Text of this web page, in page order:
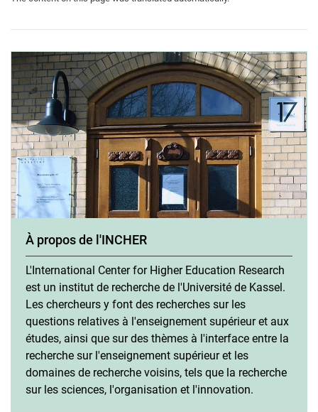
À propos de l'INCHER
L'International Center for Higher Education Research
est un institut de recherche de l'Université de Kassel.
Les chercheurs y font des recherches sur les
questions relatives à l'enseignement supérieur et aux
études, ainsi que sur des thèmes à l'interface entre la
recherche sur l'enseignement supérieur et les
domaines de recherche voisins, tels que la recherche
sur les sciences, l'organisation et l'innovation.